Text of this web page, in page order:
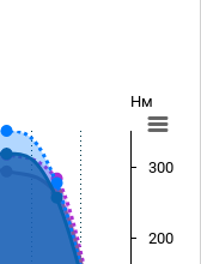
Нм
200
300